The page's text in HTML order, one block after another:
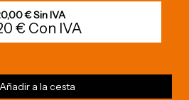
€ Sin IVA
€ Con IVA
Añadir a la cesta